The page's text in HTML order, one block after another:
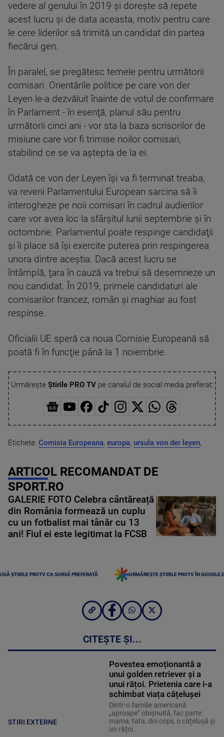
vedere al genului în 2019 şi doreşte să repete
acest lucru şi de data aceasta, motiv pentru care
le cere liderilor să trimită un candidat din partea
fiecărui gen.
În paralel, se pregătesc temele pentru următorii
comisari. Orientările politice pe care von der
Leyen le-a dezvăluit înainte de votul de confirmare
în Parlament - în esenţă, planul său pentru
următorii cinci ani - vor sta la baza scrisorilor de
misiune care vor fi trimise noilor comisari,
stabilind ce se va aştepta de la ei.
Odată ce von der Leyen îşi va fi terminat treaba,
va reveni Parlamentului European sarcina să îi
interogheze pe noii comisari în cadrul audierilor
care vor avea loc la sfârşitul lunii septembrie şi în
octombrie. Parlamentul poate respinge candidaţii
şi îi place să îşi exercite puterea prin respingerea
unora dintre aceştia. Dacă acest lucru se
întâmplă, ţara în cauză va trebui să desemneze un
nou candidat. În 2019, primele candidaturi ale
comisarilor francez, român şi maghiar au fost
respinse.
Oficialii UE speră ca noua Comisie Europeană să
poată fi în funcţie până la 1 noiembrie.
Urmărește Știrile PRO TVpe canalul de social media preferat:
Etichete: Comisia Europeana, europa, ursula von der leyen,
ARTICOL RECOMANDAT DE
SPORT.RO
GALERIE FOTO Celebra cântăreață
din România formează un cuplu
cu un fotbalist mai tânăr cu 13
ani! Fiul ei este legitimat la FCSB
ȘTIRILE PROTV CA SURSĂ PREFERATĂ URMĂREȘTE ȘTIRILE PROTV ÎN GOOGLE
CITEȘTE ȘI...
STIRI EXTERNE
Povestea emoționantă a
unui golden retriever și a
unui rățoi. Prietenia care i-a
schimbat viața cățelușei
Dintr-o familie americană
„aproape” obișnuită, fac parte:
mama, tata, doi copii, o cățelușă și
un rățoi.